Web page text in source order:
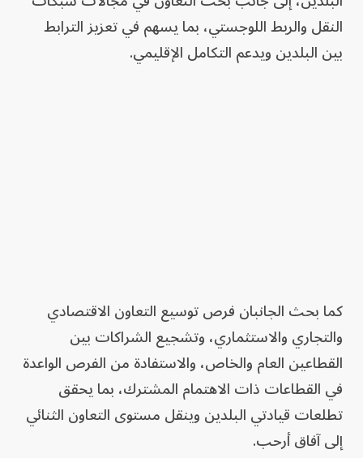
النقل والربط اللوجستي، بما يسهم في تعزيز الترابط
بين البلدين ويدعم التكامل الإقليمي.
كما بحث الجانبان فرص توسيع التعاون الاقتصادي
والتجاري والاستثماري، وتشجيع الشراكات بين
القطاعين العام والخاص، والاستفادة من الفرص الواعدة
في القطاعات ذات الاهتمام المشترك، بما يحقق
تطلعات قيادتي البلدين وينقل مستوى التعاون الثنائي
إلى آفاق أرحب.